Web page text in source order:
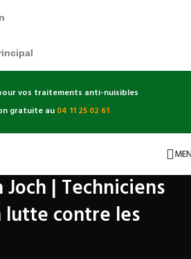
vos traitements anti-nuisibles
gratuite au 04 11 25 02 61
| Techniciens
lutte contre les